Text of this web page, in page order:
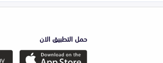
حمل التطبيق الان